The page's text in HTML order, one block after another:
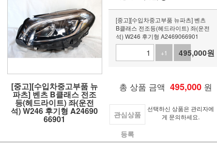
[중고][수입차중고부품 뉴
파츠] 벤츠 B클래스 전조
등(헤드라이트) 좌(운전
석) W246 후기형 A24690
66901
[중고][수입차중고부품 뉴파츠] 벤츠
B클래스 전조등(헤드라이트) 좌(운전
석) W246 후기형 A2469066901
+1
-1
495,000원
총 상품 금액 495,000 원
관심상품
등록
선택하신 상품은 관리자에
게 문의하세요.